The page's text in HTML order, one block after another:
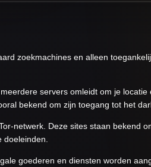
zoekmachines en alleen
servers omleidt om je locatie
bekend om zijn toegang tot het
netwerk. Deze sites staan bekend
goederen en diensten worden